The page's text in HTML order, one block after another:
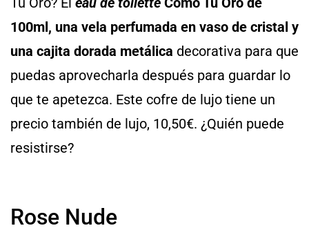
100ml, una vela perfumada en vaso de cristal y
una cajita dorada metálica decorativa para que
puedas aprovecharla después para guardar lo
que te apetezca. Este cofre de lujo tiene un
precio también de lujo, 10,50€. ¿Quién puede
resistirse?
Rose Nude